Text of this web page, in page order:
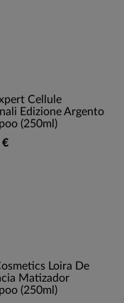
Cellule
Edizione Argento
(250ml)
€
Loira De
Matizador
(250ml)